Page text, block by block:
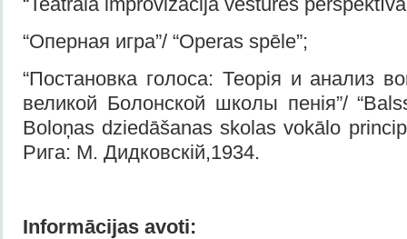
“Оперная игра”/ “Operas spēle”;
“Постановка голоса: Теорія и анализ
великой Болонской школы пенія”/
Boloņas dziedāšanas skolas vokālo
Рига: M. Дидковскій,1934.
Informācijas avoti: